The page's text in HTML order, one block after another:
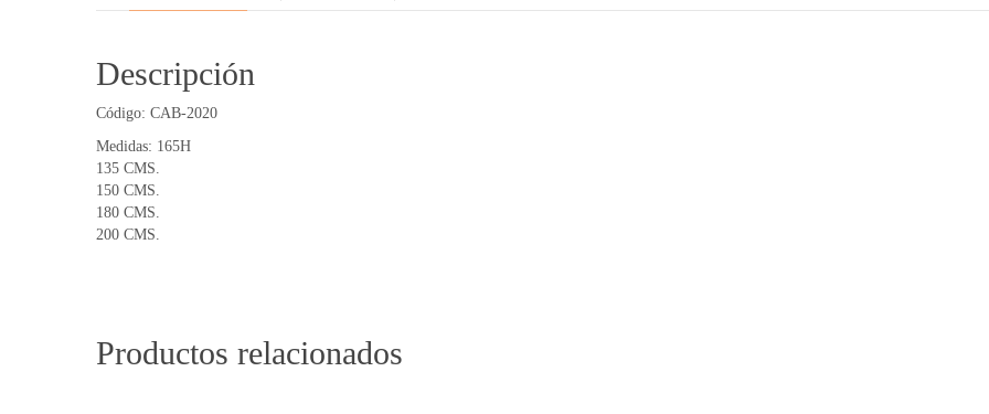
Descripción
Código: CAB-2020
Medidas: 165H
135 CMS.
150 CMS.
180 CMS.
200 CMS.
Productos relacionados